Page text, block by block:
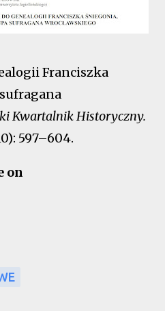
Franciszka
Kwartalnik Historyczny.
597–604.
on